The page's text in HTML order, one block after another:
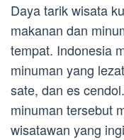
Daya tarik wisata
makanan dan
tempat. Indonesia
minuman yang
sate, dan es
minuman tersebut
wisatawan yang